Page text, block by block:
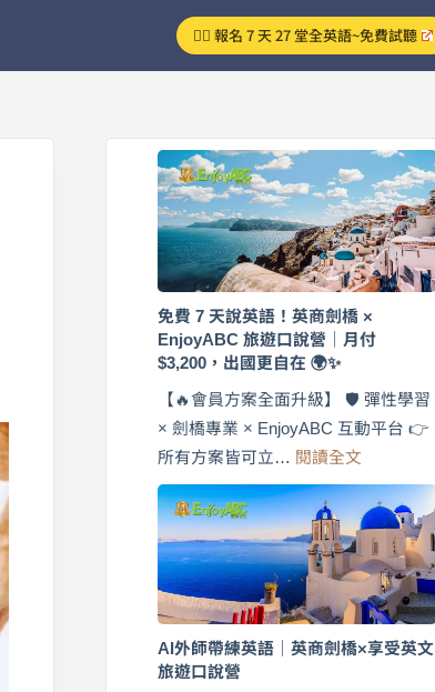
👉🏻 報名 7 天 27 堂全英語~免費試聽
免費 7 天說英語！英商劍橋 ×
EnjoyABC 旅遊口說營｜月付
$3,200，出國更自在 🌍✨
【🔥會員方案全面升級】 🛡️ 彈性學習
× 劍橋專業 × EnjoyABC 互動平台 👉
所有方案皆可立… 閱讀全文
費
7
天
說
英
語！
商
AI外師帶練英語｜英商劍橋×享受英文
旅遊口說營